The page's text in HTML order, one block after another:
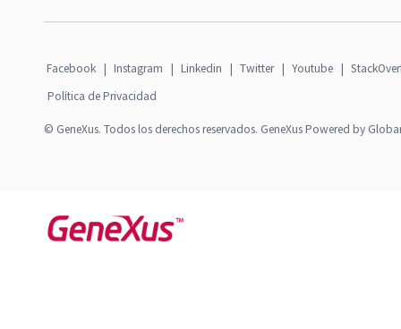
Facebook | Instagram | Linkedin | Twitter | Youtube |
Política de Privacidad
© GeneXus. Todos los derechos reservados. GeneXus Powered by